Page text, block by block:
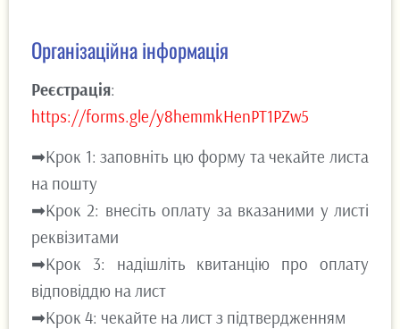
Організаційна інформація
Реєстрація:
https://forms.gle/y8hemmkHenPT1PZw5
➡Крок 1: заповніть цю форму та чекайте листа
на пошту
➡Крок 2: внесіть оплату за вказаними у листі
реквізитами
➡Крок 3: надішліть квитанцію про оплату
відповіддю на лист
➡Крок 4: чекайте на лист з підтвердженням